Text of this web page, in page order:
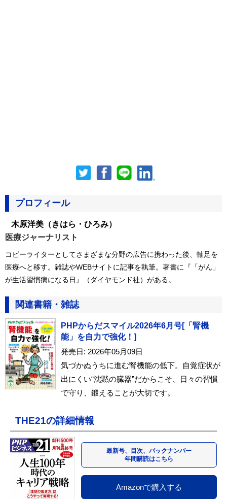
プロフィール
木原洋美 （きはら・ひろみ）
医療ジャーナリスト
コピーライターとしてさまざまな分野の広告に携わった後、軸足を
医療へと移す。雑誌やWEBサイトに記事を執筆。著書に『「がん」
が生活習慣病になる日』（ダイヤモンド社）がある。
関連書籍・雑誌
PHPからだスマイル2026年6月号[「腎機
能」を自力で強化！]
発売日: 2026年05月09日
気づかぬうちに進む腎機能の低下。自覚症状が
出にくい“沈黙の臓器”だからこそ、日々の習慣
で守り、鍛えることが大切です。
THE21の詳細情報
最新号、目次、バックナンバー
年間購読はこちら
Amazonで購入する